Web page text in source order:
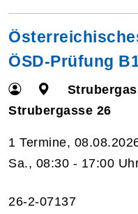
ÖSD-Prüfung
Strubergasse 26
1 Termine,
Sa., 08:30 - 17:00
26-2-07137